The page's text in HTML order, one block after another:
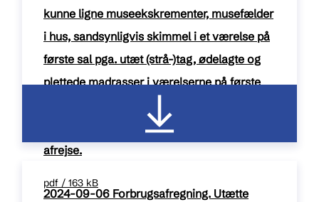
kunne ligne museekskrementer, musefælder
i hus, sandsynligvis skimmel i et værelse på
første sal pga. utæt (strå-)tag, ødelagte og
plettede madrasser i værelserne på første
levende kakerlak i sofaen, m.m. Førtidig
afrejse.
pdf / 163 kB
2024-09-06 Forbrugsafregning. Utætte